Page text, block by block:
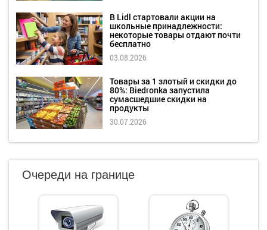
В Lidl стартовали акции на
школьные принадлежности:
некоторые товары отдают почти
бесплатно
03.08.2026
Товары за 1 злотый и скидки до
80%: Biedronka запустила
сумасшедшие скидки на
продукты
30.07.2026
Очереди на границе